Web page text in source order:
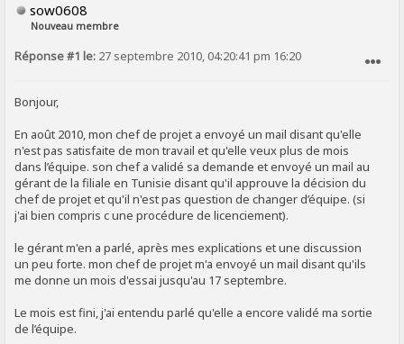
sow0608
Nouveau membre
Réponse #1 le: 27 septembre 2010, 04:20:41 pm 16:20
Bonjour,
En août 2010, mon chef de projet a envoyé un mail disant qu'elle
n'est pas satisfaite de mon travail et qu'elle veux plus de mois
dans l’équipe. son chef a validé sa demande et envoyé un mail au
gérant de la filiale en Tunisie disant qu'il approuve la décision du
chef de projet et qu'il n'est pas question de changer d’équipe. (si
j'ai bien compris c une procédure de licenciement).
le gérant m'en a parlé, après mes explications et une discussion
un peu forte. mon chef de projet m'a envoyé un mail disant qu'ils
me donne un mois d'essai jusqu'au 17 septembre.
Le mois est fini, j'ai entendu parlé qu'elle a encore validé ma sortie
de l’équipe.